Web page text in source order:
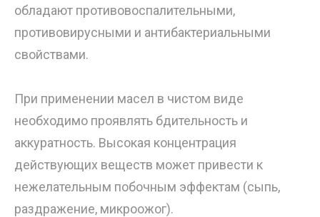
обладают противовоспалительными,
противовирусными и антибактериальными
свойствами.
При применении масел в чистом виде
необходимо проявлять бдительность и
аккуратность. Высокая концентрация
действующих веществ может привести к
нежелательным побочным эффектам (сыпь,
раздражение, микроожог).